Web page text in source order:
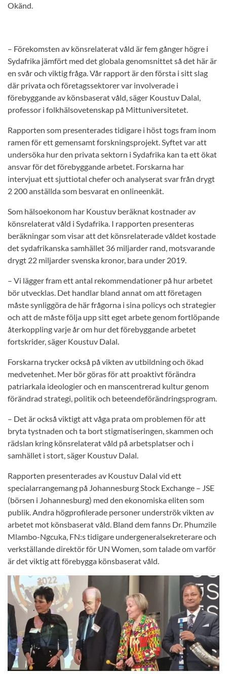
Okänd.
– Förekomsten av könsrelaterat våld är fem gånger högre i
Sydafrika jämfört med det globala genomsnittet så det här är
en svår och viktig fråga. Vår rapport är den första i sitt slag
där privata och företagssektorer var involverade i
förebyggande av könsbaserat våld, säger Koustuv Dalal,
professor i folkhälsovetenskap på Mittuniversitetet.
Rapporten som presenterades tidigare i höst togs fram inom
ramen för ett gemensamt forskningsprojekt. Syftet var att
undersöka hur den privata sektorn i Sydafrika kan ta ett ökat
ansvar för det förebyggande arbetet. Forskarna har
intervjuat ett sjuttiotal chefer och analyserat svar från drygt
2 200 anställda som besvarat en onlineenkät.
Som hälsoekonom har Koustuv beräknat kostnader av
könsrelaterat våld i Sydafrika. I rapporten presenteras
beräkningar som visar att det könsrelaterade våldet kostade
det sydafrikanska samhället 36 miljarder rand, motsvarande
drygt 22 miljarder svenska kronor, bara under 2019.
– Vi lägger fram ett antal rekommendationer på hur arbetet
bör utvecklas. Det handlar bland annat om att företagen
måste synliggöra de här frågorna i sina policys och strategier
och att de måste följa upp sitt eget arbete genom fortlöpande
återkoppling varje år om hur det förebyggande arbetet
fortskrider, säger Koustuv Dalal.
Forskarna trycker också på vikten av utbildning och ökad
medvetenhet. Mer bör göras för att proaktivt förändra
patriarkala ideologier och en manscentrerad kultur genom
förändrad strategi, politik och beteendeförändringsprogram.
– Det är också viktigt att våga prata om problemen för att
bryta tystnaden och ta bort stigmatiseringen, skammen och
rädslan kring könsrelaterat våld på arbetsplatser och i
samhället i stort, säger Koustuv Dalal.
Rapporten presenterades av Koustuv Dalal vid ett
specialarrangemang på Johannesburg Stock Exchange – JSE
(börsen i Johannesburg) med den ekonomiska eliten som
publik. Andra högprofilerade personer underströk vikten av
arbetet mot könsbaserat våld. Bland dem fanns Dr. Phumzile
Mlambo-Ngcuka, FN:s tidigare undergeneralsekreterare och
verkställande direktör för UN Women, som talade om varför
är det viktig att förebygga könsbaserat våld.